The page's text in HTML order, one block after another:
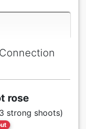
rose
strong shoots)